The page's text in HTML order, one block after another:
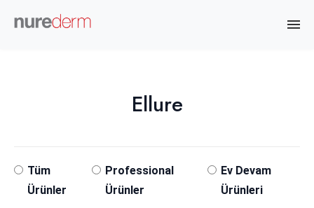
Ellure
Tüm
Ürünler
Professional
Ürünler
Ev Devam
Ürünleri